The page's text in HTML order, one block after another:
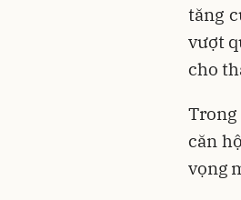
tăng
vượt
cho
căn
vọng